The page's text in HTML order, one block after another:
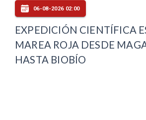
06-08-2026 02:00
EXPEDICIÓN CIENTÍFICA
MAREA ROJA DESDE
HASTA BIOBÍO